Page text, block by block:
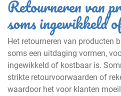
Retourneren van
soms ingewikkeld
Het retourneren van producten
soms een uitdaging vormen,
ingewikkeld of kostbaar is.
strikte retourvoorwaarden of
waardoor het voor klanten